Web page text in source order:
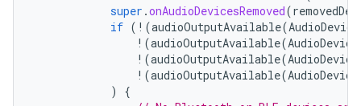
super .onAudioDevicesRemoved(
if ( ! (audioOutputAvailable(
! (audioOutputAvailable(
! (audioOutputAvailable(
! (audioOutputAvailable(
)
{